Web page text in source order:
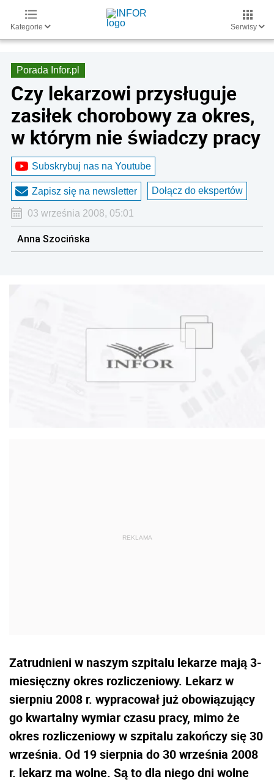
Kategorie Serwisy
Porada Infor.pl
Czy lekarzowi przysługuje
zasiłek chorobowy za okres,
w którym nie świadczy pracy
Subskrybuj nas na Youtube
Zapisz się na newsletter Dołącz do ekspertów
03 września 2008, 05:01
Anna Szocińska
Zatrudnieni w naszym szpitalu lekarze mają 3-
miesięczny okres rozliczeniowy. Lekarz w
sierpniu 2008 r. wypracował już obowiązujący
go kwartalny wymiar czasu pracy, mimo że
okres rozliczeniowy w szpitalu zakończy się 30
września. Od 19 sierpnia do 30 września 2008
r. lekarz ma wolne. Są to dla niego dni wolne